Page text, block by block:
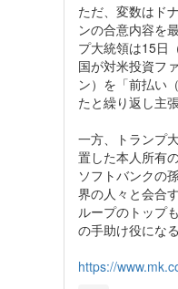
ただ、変数はド
ンの合意内容を
プ大統領は15日
国が対米投資フ
ン）を「前払い
たと繰り返し主張
一方、トランプ
置した本人所有
ソフトバンクの
界の人々と会合
ループのトップ
の手助け役にな
https://